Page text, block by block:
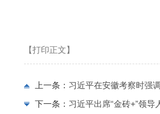
【打印正文】
上一条： 习近平在安徽考察时强
下一条： 习近平出席“金砖+”领